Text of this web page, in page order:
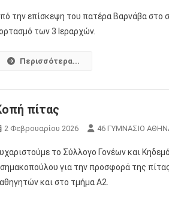
την επίσκεψη του πατέρα Βαρνάβα στο
των 3 Ιεραρχών.
Περισσότερα...
πίτας
2 Φεβρουαρίου 2026 46 ΓΥΜΝΑΣΙΟ
το Σύλλογο Γονέων και
για την προσφορά της
και στο τμήμα Α2.